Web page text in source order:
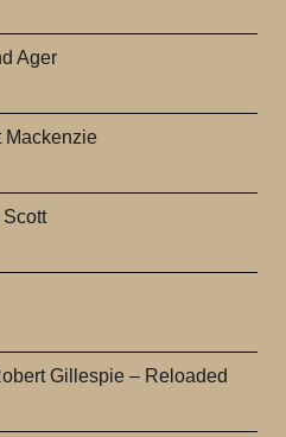
Ager
Mackenzie
Gillespie – Reloaded